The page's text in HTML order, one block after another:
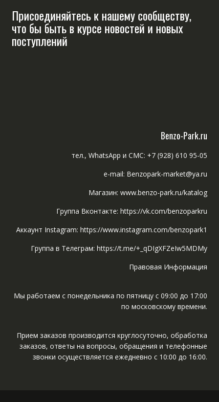
Присоединяйтесь к нашему сообществу,
что бы быть в курсе новостей и новых
поступлений
Benzo-Park.ru
тел., WhatsApp и СМС: +7 (928) 610 95-05
e-mail: Benzopark-market@ya.ru
Магазин: www.benzo-park.ru/katalog
Группа Вконтакте: https://vk.com/benzoparkru
Аккаунт Instagram: https://www.instagram.com/benzopark1
Группа в Телеграм: https://t.me/+_qDIgXFZeIw5MDMy
Правовая Информация
Мы работаем с понедельника по пятницу с 09:00 до 17:00
по московскому времени.
Прием заказов производится круглосуточно, обработка
заказов, ответы на вопросы, обращения и телефонные
звонки осуществляется ежедневно с 10:00 до 16:00.